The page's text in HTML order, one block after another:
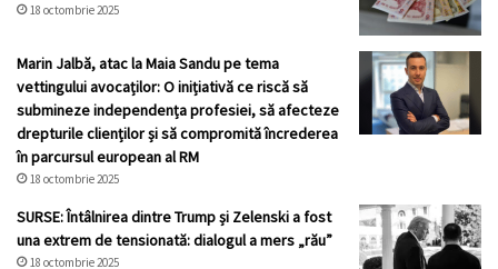
18 octombrie 2025
Marin Jalbă, atac la Maia Sandu pe tema
vettingului avocaților: O inițiativă ce riscă să
submineze independența profesiei, să afecteze
drepturile clienților și să compromită încrederea
în parcursul european al RM
18 octombrie 2025
SURSE: Întâlnirea dintre Trump și Zelenski a fost
una extrem de tensionată: dialogul a mers „rău”
18 octombrie 2025